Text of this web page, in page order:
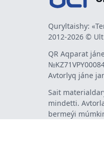
Quryltaishy:
2012-2026 ©
QR Aqparat
Avtorlyq jáne
Sait
mindetti.
bermeýi